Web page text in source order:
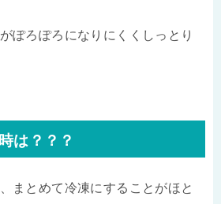
ぽろぽろになりにくくしっとり
は？？？
まとめて冷凍にすることがほと